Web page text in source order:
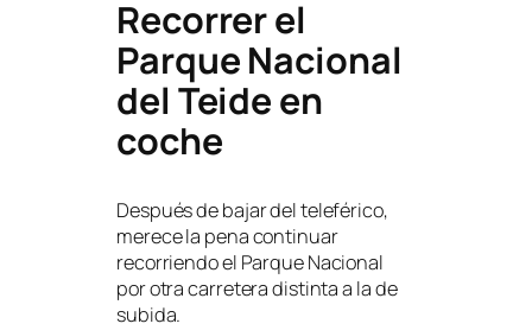
Recorrer el
Parque Nacional
del Teide en
coche
Después de bajar del teleférico,
merece la pena continuar
recorriendo el Parque Nacional
por otra carretera distinta a la de
subida.